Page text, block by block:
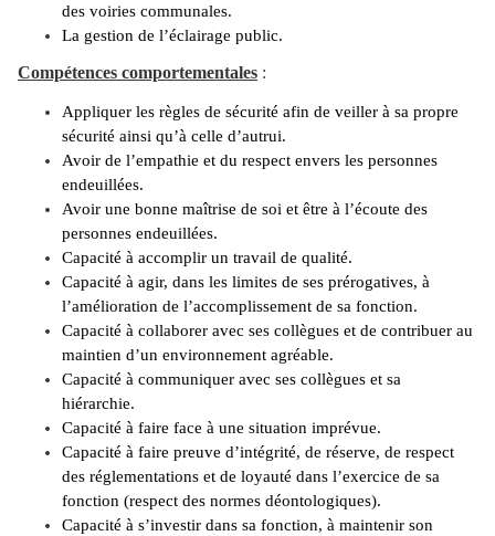
des voiries communales.
La gestion de l’éclairage public.
Compétences comportementales :
Appliquer les règles de sécurité afin de veiller à sa propre
sécurité ainsi qu’à celle d’autrui.
Avoir de l’empathie et du respect envers les personnes
endeuillées.
Avoir une bonne maîtrise de soi et être à l’écoute des
personnes endeuillées.
Capacité à accomplir un travail de qualité.
Capacité à agir, dans les limites de ses prérogatives, à
l’amélioration de l’accomplissement de sa fonction.
Capacité à collaborer avec ses collègues et de contribuer au
maintien d’un environnement agréable.
Capacité à communiquer avec ses collègues et sa
hiérarchie.
Capacité à faire face à une situation imprévue.
Capacité à faire preuve d’intégrité, de réserve, de respect
des réglementations et de loyauté dans l’exercice de sa
fonction (respect des normes déontologiques).
Capacité à s’investir dans sa fonction, à maintenir son